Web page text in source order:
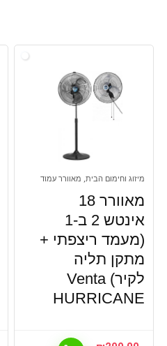
מיזוג וחימום הבית, מאוורר עמוד
מאוורר 18
אינטש 2 ב-1
(מעמד ריצפתי +
מתקן תליה
לקיר) Venta
HURRICANE